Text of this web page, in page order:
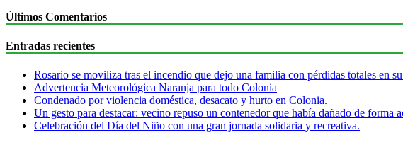
Últimos Comentarios
Entradas recientes
Rosario se moviliza tras el incendio que dejo una familia con pérdidas totales en
Advertencia Meteorológica Naranja para todo Colonia
Condenado por violencia doméstica, desacato y hurto en Colonia.
Un gesto para destacar: vecino repuso un contenedor que había dañado de forma
Celebración del Día del Niño con una gran jornada solidaria y recreativa.